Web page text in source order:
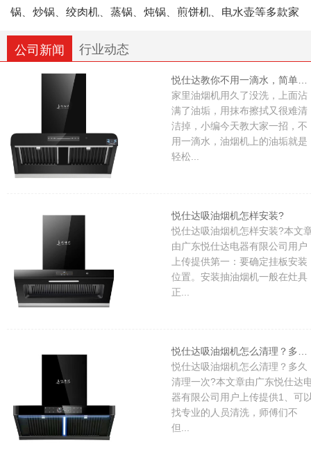
锅、炒锅、绞肉机、蒸锅、炖锅、煎饼机、电水壶等多款家
对应的合规资质认证。公司组建专职技术工艺班组与市场运
营团队，各岗位相互配合协作，企业整体经营规模逐年平稳
悦仕达电器依托成熟制作工艺打磨产品，持续完善产品
品类与细节，始终以用户满意作为服务导向，希望借助实用
的厨卫好物，让国内家庭的烹饪日常更加便捷、健康、舒
公司新闻 行业动态
家里油烟机用久了没洗，上面沾
满了油垢，用抹布擦拭又很难清
洁掉，小编今天教大家一招，不
用一滴水，油烟机上的油垢就是
轻松...
悦仕达吸油烟机怎样安装?
悦仕达吸油烟机怎样安装?本文
由广东悦仕达电器有限公司用户
上传提供第一：要确定挂板安装
位置。安装抽油烟机一般在灶具
正...
悦仕达吸油烟机怎么清理？多久
清理一次?本文章由广东悦仕达
器有限公司用户上传提供1、可
找专业的人员清洗，师傅们不
但...